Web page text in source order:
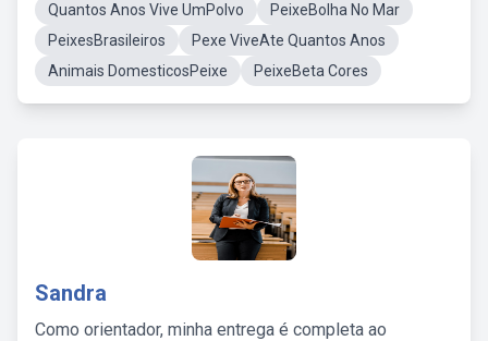
Quantos Anos Vive UmPolvo
PeixeBolha No Mar
PeixesBrasileiros
Pexe ViveAte Quantos Anos
Animais DomesticosPeixe
PeixeBeta Cores
Sandra
Como orientador, minha entrega é completa ao